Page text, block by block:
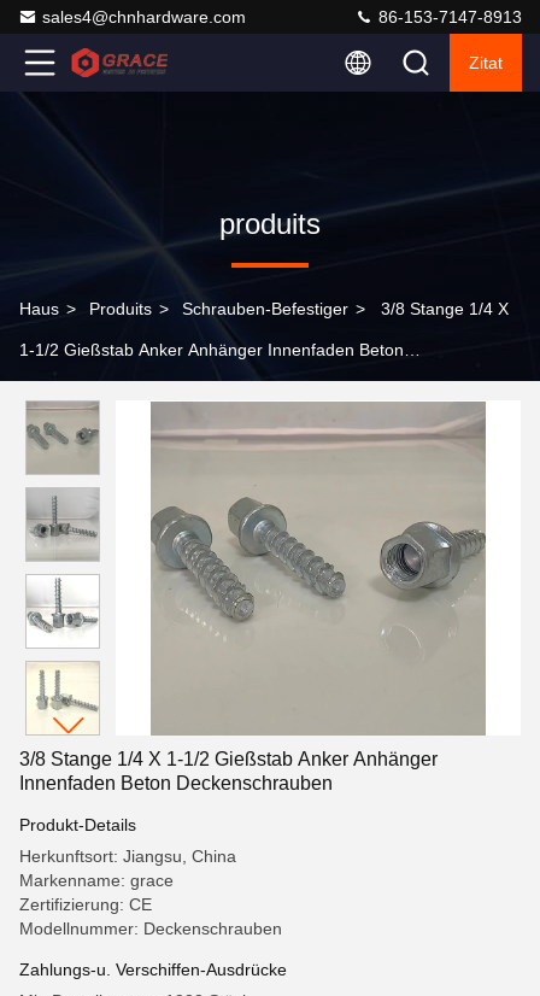
sales4@chnhardware.com 86-153-7147-8913
Zitat
produits
Haus > Produits > Schrauben-Befestiger > 3/8 Stange 1/4 X
1-1/2 Gießstab Anker Anhänger Innenfaden Beton
3/8 Stange 1/4 X 1-1/2 Gießstab Anker Anhänger
Innenfaden Beton Deckenschrauben
Produkt-Details
Herkunftsort: Jiangsu, China
Markenname: grace
Zertifizierung: CE
Modellnummer: Deckenschrauben
Zahlungs-u. Verschiffen-Ausdrücke